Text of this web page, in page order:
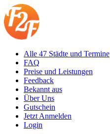
Alle 47 Städte und Termine
FAQ
Preise und Leistungen
Feedback
Bekannt aus
Über Uns
Gutschein
Jetzt Anmelden
Login